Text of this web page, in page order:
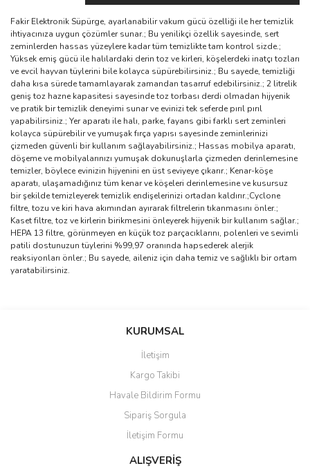
Fakir Elektronik Süpürge, ayarlanabilir vakum gücü özelliği ile her temizlik
ihtiyacınıza uygun çözümler sunar.; Bu yenilikçi özellik sayesinde, sert
zeminlerden hassas yüzeylere kadar tüm temizlikte tam kontrol sizde.;
Yüksek emiş gücü ile halılardaki derin toz ve kirleri, köşelerdeki inatçı tozları
ve evcil hayvan tüylerini bile kolayca süpürebilirsiniz.; Bu sayede, temizliği
daha kısa sürede tamamlayarak zamandan tasarruf edebilirsiniz.; 2 litrelik
geniş toz hazne kapasitesi sayesinde toz torbası derdi olmadan hijyenik
ve pratik bir temizlik deneyimi sunar ve evinizi tek seferde pırıl pırıl
yapabilirsiniz.; Yer aparatı ile halı, parke, fayans gibi farklı sert zeminleri
kolayca süpürebilir ve yumuşak fırça yapısı sayesinde zeminlerinizi
çizmeden güvenli bir kullanım sağlayabilirsiniz.; Hassas mobilya aparatı,
döşeme ve mobilyalarınızı yumuşak dokunuşlarla çizmeden derinlemesine
temizler, böylece evinizin hijyenini en üst seviyeye çıkarır.; Kenar-köşe
aparatı, ulaşamadığınız tüm kenar ve köşeleri derinlemesine ve kusursuz
bir şekilde temizleyerek temizlik endişelerinizi ortadan kaldırır.;Cyclone
filtre, tozu ve kiri hava akımından ayırarak filtrelerin tıkanmasını önler.;
Kaset filtre, toz ve kirlerin birikmesini önleyerek hijyenik bir kullanım sağlar.;
HEPA 13 filtre, görünmeyen en küçük toz parçacıklarını, polenleri ve sevimli
patili dostunuzun tüylerini %99,97 oranında hapsederek alerjik
reaksiyonları önler.; Bu sayede, aileniz için daha temiz ve sağlıklı bir ortam
yaratabilirsiniz.
Bu ürüne ilk yorumu siz yapın!
Ürün resmi kalitesiz, bozuk veya görüntülenemiyor.
Ürün açıklamasında eksik bilgiler bulunuyor.
Ürün bilgilerinde hatalar bulunuyor.
Ürün fiyatı diğer sitelerden daha pahalı.
Bu ürüne benzer farklı alternatifler olmalı.
KURUMSAL
İletişim
Kargo Takibi
Havale Bildirim Formu
Sipariş Sorgula
İletişim Formu
ALIŞVERİŞ